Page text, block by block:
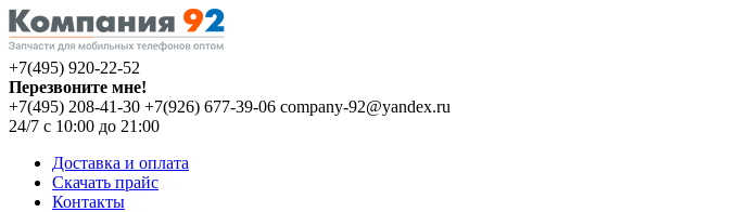
+7(495) 920-22-52
Перезвоните мне!
+7(495) 208-41-30 +7(926) 677-39-06 company-92@yandex.ru
24/7 с 10:00 до 21:00
Доставка и оплата
Скачать прайс
Контакты